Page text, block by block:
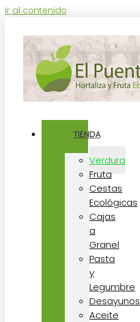
Ir al contenido
TIENDA
Verdura
Fruta
Cestas
Ecológicas
Cajas
a
Granel
Pasta
y
Legumbre
Desayunos
Aceite